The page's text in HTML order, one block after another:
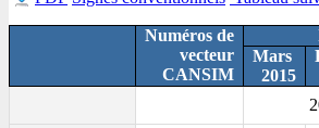
Numéros de
vecteur
CANSIM
Mars
2015